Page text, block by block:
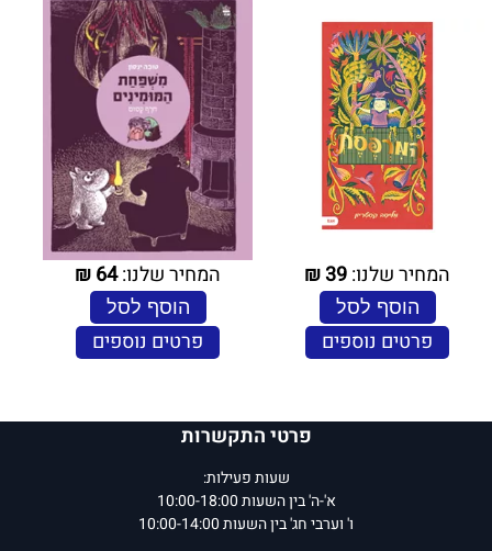
המחיר שלנו:39
₪
הוסף לסל
פרטים נוספים
המחיר שלנו:64
₪
הוסף לסל
פרטים נוספים
פרטי התקשרות
שעות פעילות:
א'-ה' בין השעות 10:00-18:00
ו' וערבי חג' בין השעות 10:00-14:00